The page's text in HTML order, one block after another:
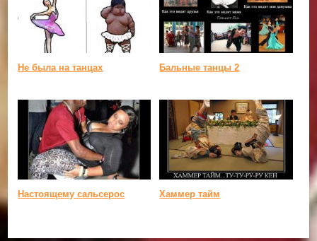
Не была на танцах Бальные танцы 2
Настоящему сальсерос Хаммер тайм